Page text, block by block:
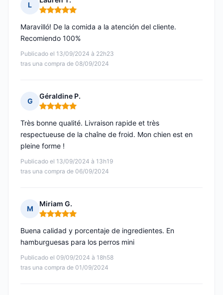
L
Nota: 5 de 5
Publicado el 13/09/2024 à 22h23
tras una compra de 08/09/2024
Maravilló! De la comida a la atención del cliente.
Recomiendo 100%
G
Géraldine P.
Nota: 5 de 5
Publicado el 13/09/2024 à 13h19
tras una compra de 06/09/2024
Très bonne qualité. Livraison rapide et très
respectueuse de la chaîne de froid. Mon chien est en
pleine forme !
M
Miriam G.
Nota: 5 de 5
Publicado el 09/09/2024 à 18h58
tras una compra de 01/09/2024
Buena calidad y porcentaje de ingredientes. En
hamburguesas para los perros mini